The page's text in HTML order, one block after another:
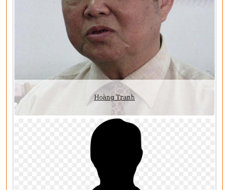
Hoàng Tranh